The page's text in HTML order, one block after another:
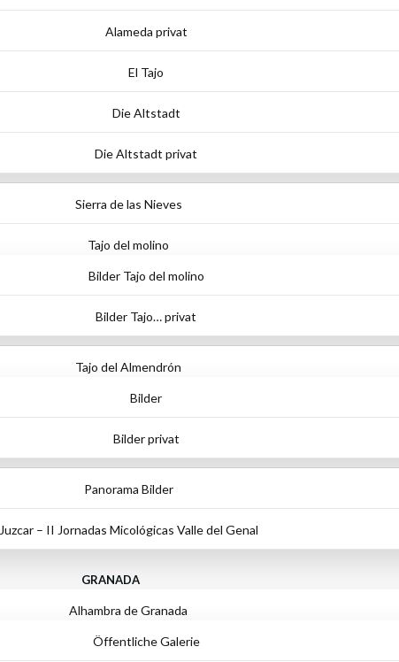
Alameda privat
El Tajo
Die Altstadt
Die Altstadt privat
Sierra de las Nieves
Tajo del molino
Bilder Tajo del molino
Bilder Tajo… privat
Tajo del Almendrón
Bilder
Bilder privat
Panorama Bilder
Juzcar – II Jornadas Micológicas Valle del Genal
GRANADA
Alhambra de Granada
Öffentliche Galerie